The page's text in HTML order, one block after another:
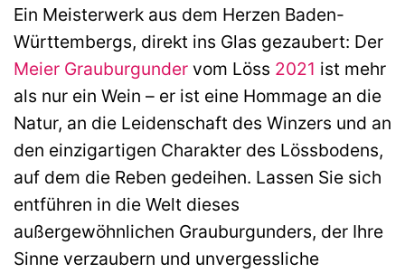
Ein Meisterwerk aus dem Herzen Baden-
Württembergs, direkt ins Glas gezaubert: Der
Meier Grauburgunder vom Löss 2021 ist mehr
als nur ein Wein – er ist eine Hommage an die
Natur, an die Leidenschaft des Winzers und an
den einzigartigen Charakter des Lössbodens,
auf dem die Reben gedeihen. Lassen Sie sich
entführen in die Welt dieses
außergewöhnlichen Grauburgunders, der Ihre
Sinne verzaubern und unvergessliche